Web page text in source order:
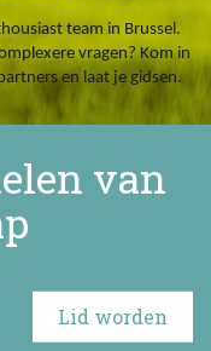
team in Brussel.
vragen? Kom in
en laat je gidsen.
van
Lid worden